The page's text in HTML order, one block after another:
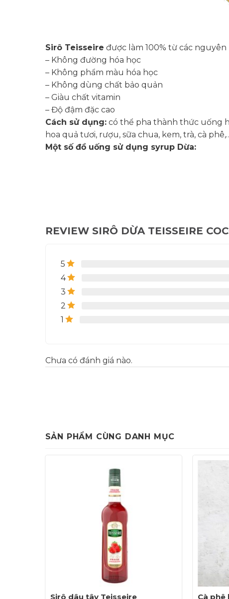
Sirô Teisseire được làm 100% từ các
– Không đường hóa học
– Không phẩm màu hóa học
– Không dùng chất bảo quản
– Giàu chất vitamin
– Độ đậm đặc cao
Cách sử dụng:có thể pha thành thức uống
hoa quả tươi, rượu, sữa chua, kem, trà, cà
Một số đồ uống sử dụng syrup Dừa:
REVIEW SIRÔ DỪA TEISSEIRE
5
4
3
2
1
Chưa có đánh giá nào.
SẢN PHẨM CÙNG DANH MỤC
Sirô dâu tây Teisseire
Cà